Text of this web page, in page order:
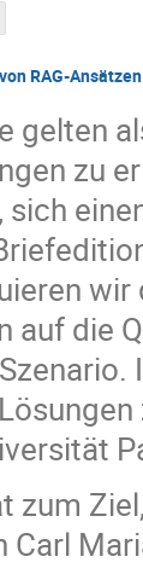
RAG-
gelten
zu
auf die
zum
Carl